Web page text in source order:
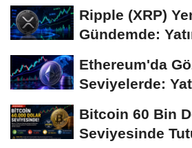
Ripple (XRP)
Gündemde:
Ethereum'da
Seviyelerde:
Bitcoin 60 Bin
Seviyesinde